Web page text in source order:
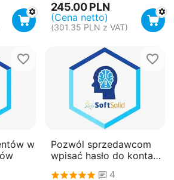
245.00 PLN
(Cena netto)
(301.35 PLN z VAT)
w
Pozwól sprzedawcom
wpisać hasło do konta
4